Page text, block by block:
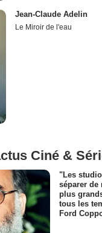
Jean-Claude Adelin
Le Miroir de l'eau
Ciné &
"Les
séparer de
plus
tous les
Ford